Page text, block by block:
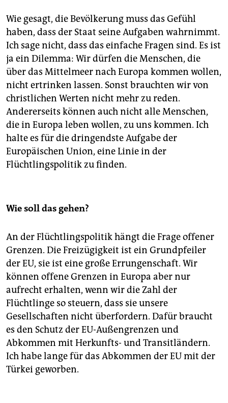
Wie gesagt, die Bevölkerung muss das Gefühl
haben, dass der Staat seine Aufgaben wahrnimmt.
Ich sage nicht, dass das einfache Fragen sind. Es ist
ja ein Dilemma: Wir dürfen die Menschen, die
über das Mittelmeer nach Europa kommen wollen,
nicht ertrinken lassen. Sonst brauchten wir von
christlichen Werten nicht mehr zu reden.
Andererseits können auch nicht alle Menschen,
die in Europa leben wollen, zu uns kommen. Ich
halte es für die dringendste Aufgabe der
Europäischen Union, eine Linie in der
Flüchtlingspolitik zu finden.
Wie soll das gehen?
An der Flüchtlingspolitik hängt die Frage offener
Grenzen. Die Freizügigkeit ist ein Grundpfeiler
der EU, sie ist eine große Errungenschaft. Wir
können offene Grenzen in Europa aber nur
aufrecht erhalten, wenn wir die Zahl der
Flüchtlinge so steuern, dass sie unsere
Gesellschaften nicht überfordern. Dafür braucht
es den Schutz der EU-Außengrenzen und
Abkommen mit Herkunfts- und Transitländern.
Ich habe lange für das Abkommen der EU mit der
Türkei geworben.